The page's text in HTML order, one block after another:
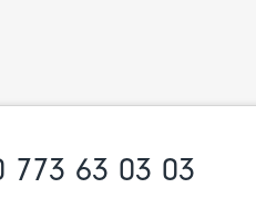
773 63 03 03